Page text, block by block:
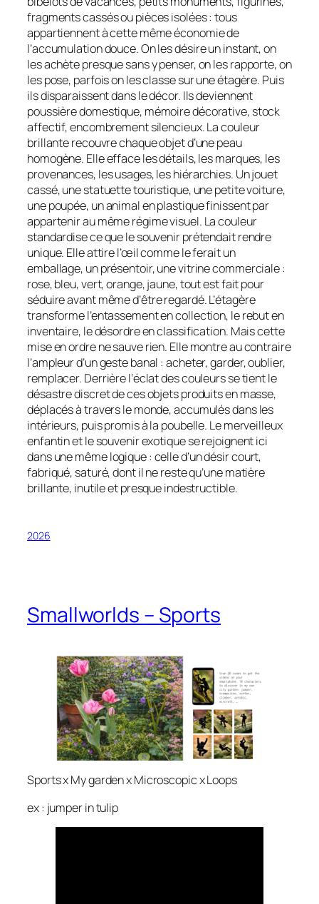
fragments cassés ou pièces isolées : tous
appartiennent à cette même économie de
l’accumulation douce. On les désire un instant, on
les achète presque sans y penser, on les rapporte, on
les pose, parfois on les classe sur une étagère. Puis
ils disparaissent dans le décor. Ils deviennent
poussière domestique, mémoire décorative, stock
affectif, encombrement silencieux. La couleur
brillante recouvre chaque objet d’une peau
homogène. Elle efface les détails, les marques, les
provenances, les usages, les hiérarchies. Un jouet
cassé, une statuette touristique, une petite voiture,
une poupée, un animal en plastique finissent par
appartenir au même régime visuel. La couleur
standardise ce que le souvenir prétendait rendre
unique. Elle attire l’œil comme le ferait un
emballage, un présentoir, une vitrine commerciale :
rose, bleu, vert, orange, jaune, tout est fait pour
séduire avant même d’être regardé. L’étagère
transforme l’entassement en collection, le rebut en
inventaire, le désordre en classification. Mais cette
mise en ordre ne sauve rien. Elle montre au contraire
l’ampleur d’un geste banal : acheter, garder, oublier,
remplacer. Derrière l’éclat des couleurs se tient le
désastre discret de ces objets produits en masse,
déplacés à travers le monde, accumulés dans les
intérieurs, puis promis à la poubelle. Le merveilleux
enfantin et le souvenir exotique se rejoignent ici
dans une même logique : celle d’un désir court,
fabriqué, saturé, dont il ne reste qu’une matière
brillante, inutile et presque indestructible.
2026
Smallworlds – Sports
Sports x My garden x Microscopic x Loops
ex : jumper in tulip